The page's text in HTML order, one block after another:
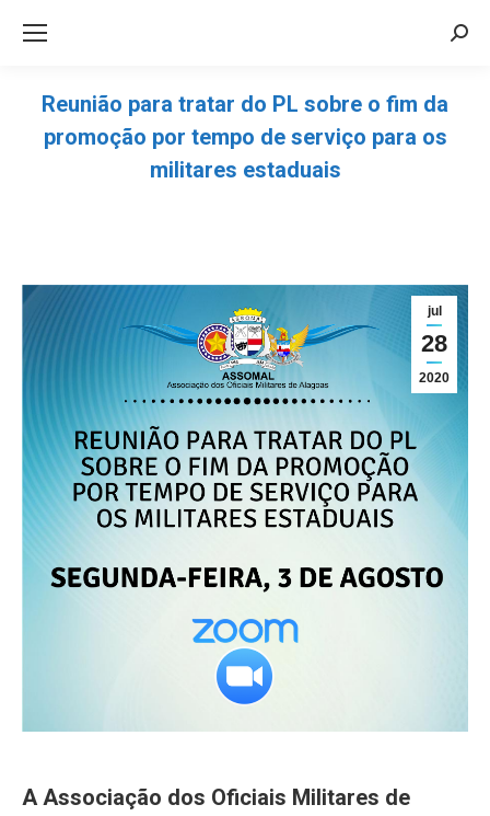
Reunião para tratar do PL sobre o fim da
promoção por tempo de serviço para os
militares estaduais
jul
28
2020
A Associação dos Oficiais Militares de